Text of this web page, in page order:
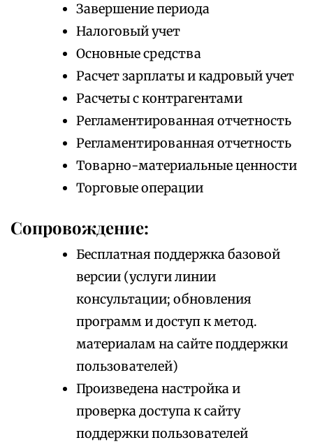
Завершение периода
Налоговый учет
Основные средства
Расчет зарплаты и кадровый учет
Расчеты с контрагентами
Регламентированная отчетность
Регламентированная отчетность
Товарно-материальные ценности
Торговые операции
Сопровождение:
Бесплатная поддержка базовой
версии (услуги линии
консультации; обновления
программ и доступ к метод.
материалам на сайте поддержки
пользователей)
Произведена настройка и
проверка доступа к сайту
поддержки пользователей